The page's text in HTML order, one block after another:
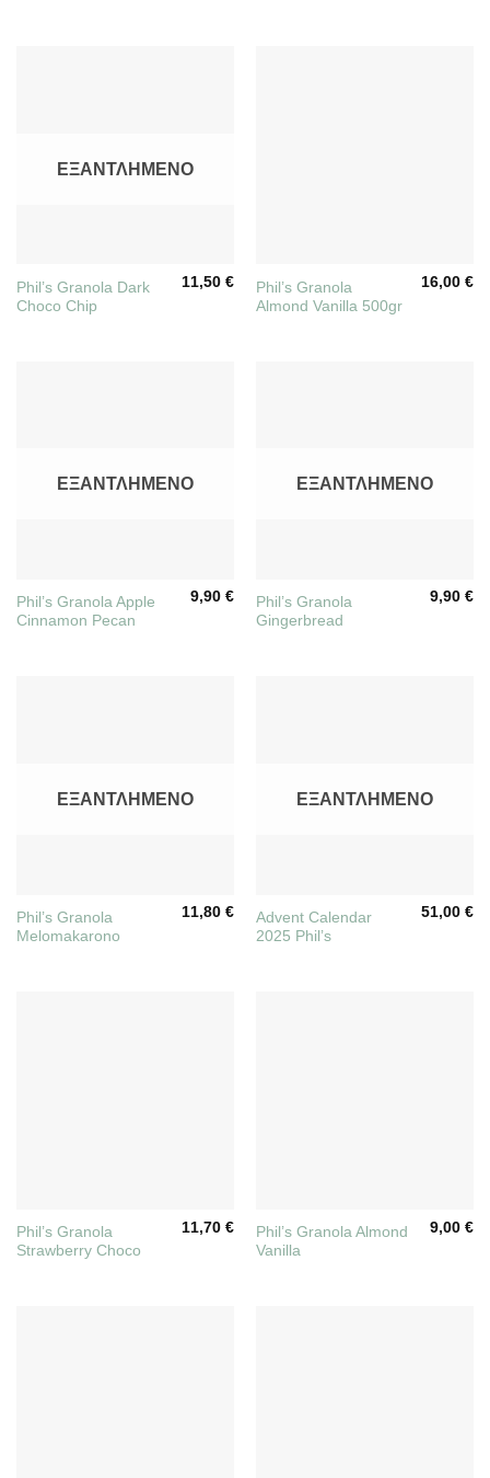
ΕΞΑΝΤΛΗΜΈΝΟ
Phil’s Granola Dark
Choco Chip
11,50€
Phil’s Granola
Almond Vanilla 500gr
16,00€
ΕΞΑΝΤΛΗΜΈΝΟ
Phil’s Granola Apple
Cinnamon Pecan
9,90€
ΕΞΑΝΤΛΗΜΈΝΟ
Phil’s Granola
Gingerbread
9,90€
ΕΞΑΝΤΛΗΜΈΝΟ
Phil’s Granola
Melomakarono
11,80€
ΕΞΑΝΤΛΗΜΈΝΟ
Advent Calendar
2025 Phil’s
51,00€
Phil’s Granola
Strawberry Choco
11,70€
Phil’s Granola Almond
Vanilla
9,00€